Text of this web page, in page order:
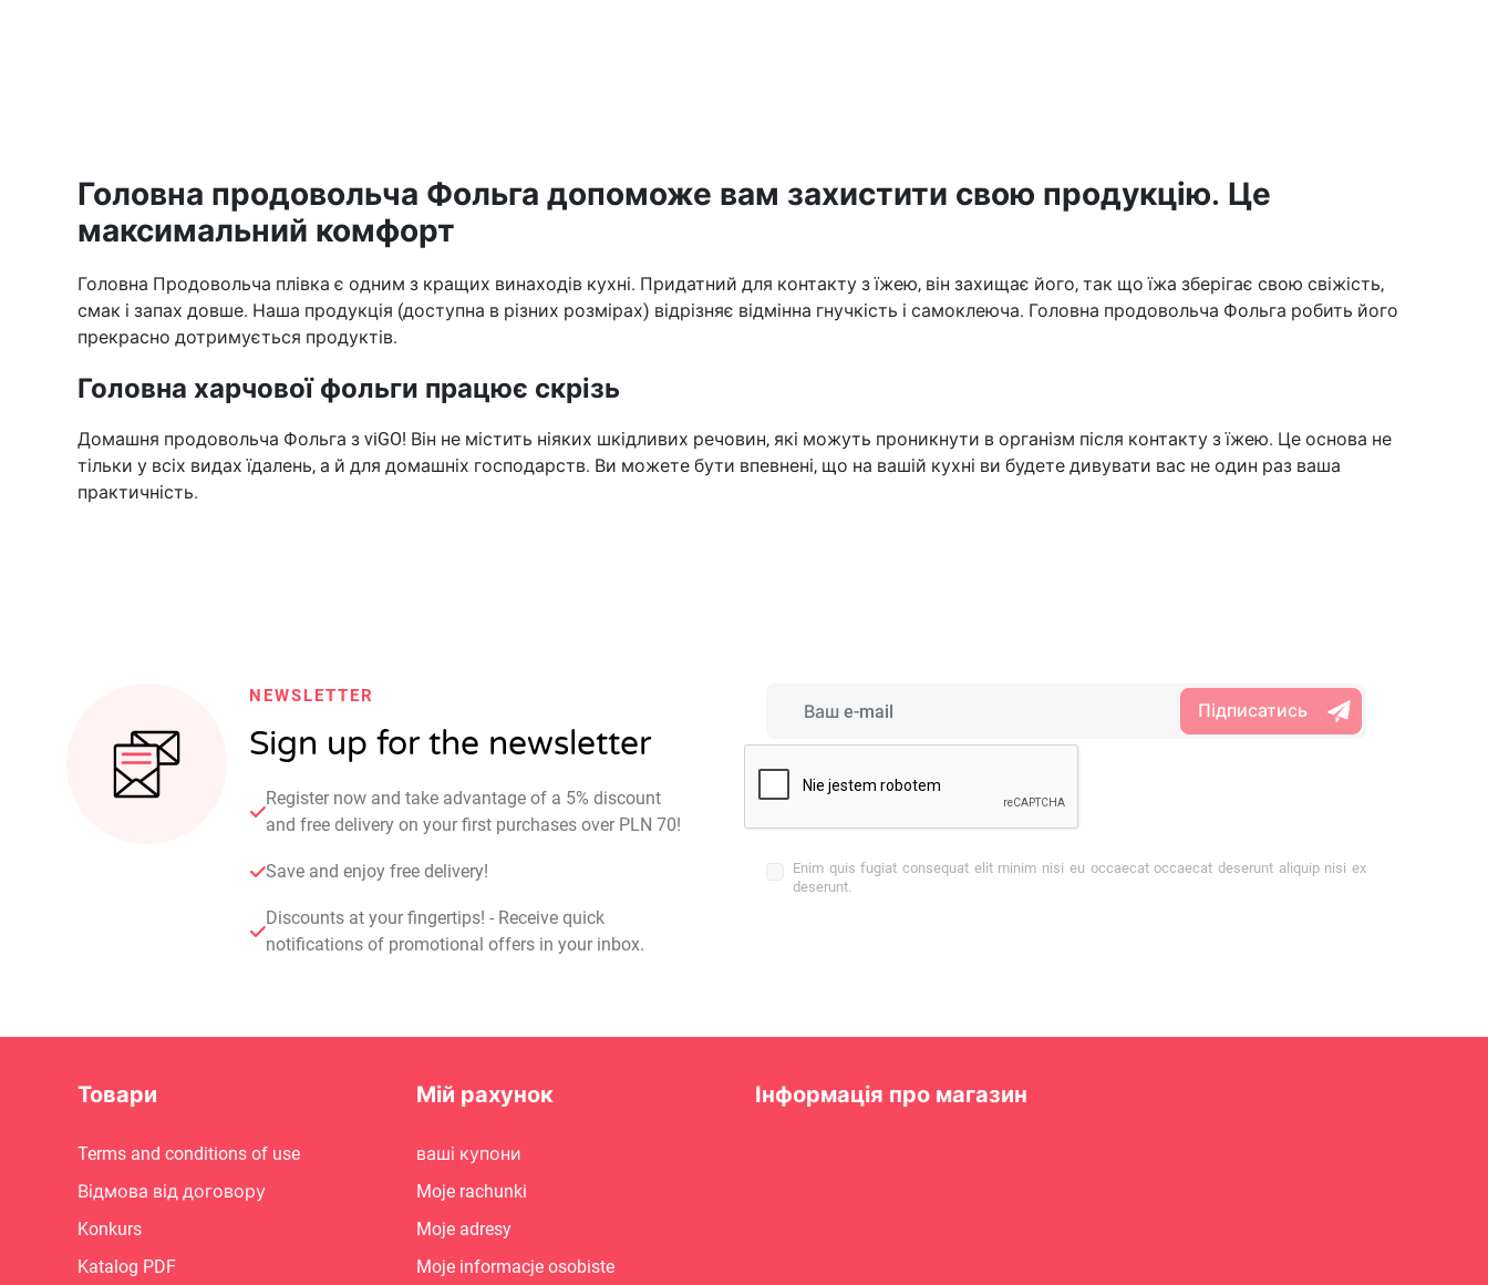
Головна продовольча Фольга допоможе вам захистити свою продукцію. Це
максимальний комфорт
Головна Продовольча плівка є одним з кращих винаходів кухні. Придатний для контакту з їжею, він захищає його, так що їжа зберігає свою свіжість,
смак і запах довше. Наша продукція (доступна в різних розмірах) відрізняє відмінна гнучкість і самоклеюча. Головна продовольча Фольга робить його
прекрасно дотримується продуктів.
Головна харчової фольги працює скрізь
Домашня продовольча Фольга з viGO! Він не містить ніяких шкідливих речовин, які можуть проникнути в організм після контакту з їжею. Це основа не
тільки у всіх видах їдалень, а й для домашніх господарств. Ви можете бути впевнені, що на вашій кухні ви будете дивувати вас не один раз ваша
практичність.
NEWSLETTER
Sign up for the newsletter
Register now and take advantage of a 5% discount
and free delivery on your first purchases over PLN 70!
Save and enjoy free delivery!
Discounts at your fingertips! - Receive quick
notifications of promotional offers in your inbox.
Enim quis fugiat consequat elit minim nisi eu occaecat occaecat deserunt aliquip nisi ex
deserunt.
Товари
Terms and conditions of use
Відмова від договору
Konkurs
Katalog PDF
Мій рахунок
ваші купони
Moje rachunki
Moje adresy
Moje informacje osobiste
Інформація про магазин